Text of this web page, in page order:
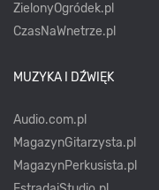
ZielonyOgródek.pl
CzasNaWnetrze.pl
MUZYKA I DŹWIĘK
Audio.com.pl
MagazynGitarzysta.pl
MagazynPerkusista.pl